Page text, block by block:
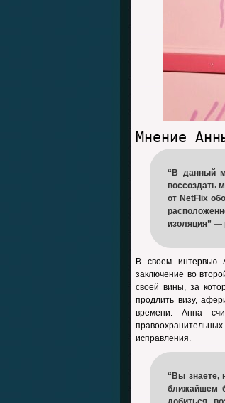
Мнение
“В данный
воссоздать
от NetFlix
изоляция” —
В своем интервью
заключение во
своей вины, за
продлить визу,
времени. Анна
исправления.
“Вы знаете,
ближайшем